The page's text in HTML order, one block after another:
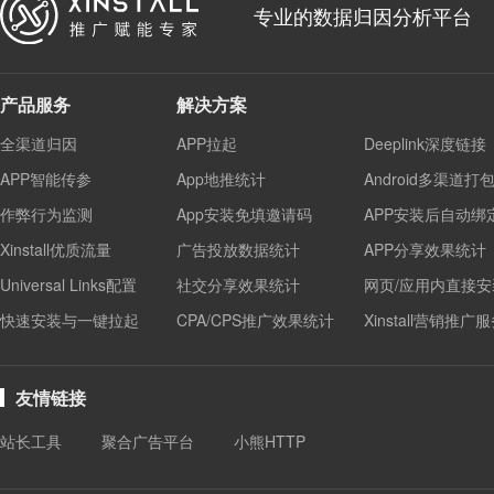
专业的数据归因分析平台
产品服务
全渠道归因
APP智能传参
作弊行为监测
Xinstall优质流量
Universal Links配置
快速安装与一键拉起
解决方案
APP拉起
Deeplink深度链接
App地推统计
Android多渠道打包
App安装免填邀请码
APP安装后自动绑
广告投放数据统计
APP分享效果统计
社交分享效果统计
网页/应用内直接
CPA/CPS推广效果统计
Xinstall营销推广
友情链接
站长工具 聚合广告平台 小熊HTTP